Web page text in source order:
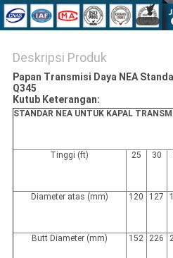
Deskripsi Produk
Papan Transmisi Daya NEA
Q345
Kutub Keterangan:
STANDAR NEA UNTUK KAPAL
Tinggi (ft) 25 30
Diameter atas (mm) 120 127
Butt Diameter (mm) 152 226